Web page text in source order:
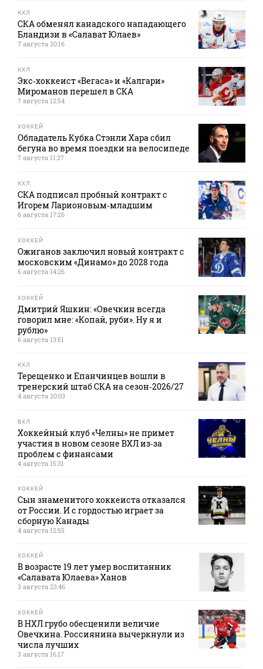
КХЛ
СКА обменял канадского нападающего
Бландизи в «Салават Юлаев»
7 августа 20:16
КХЛ
Экс‑хоккеист «Вегаса» и «Калгари»
Мироманов перешел в СКА
7 августа 12:54
ХОККЕЙ
Обладатель Кубка Стэнли Хара сбил
бегуна во время поездки на велосипеде
7 августа 11:27
КХЛ
СКА подписал пробный контракт с
Игорем Ларионовым‑младшим
6 августа 17:26
ХОККЕЙ
Ожиганов заключил новый контракт с
московским «Динамо» до 2028 года
6 августа 14:26
ХОККЕЙ
Дмитрий Яшкин: «Овечкин всегда
говорил мне: «Копай, руби». Ну я и
рублю»
6 августа 13:51
КХЛ
Терещенко и Епанчинцев вошли в
тренерский штаб СКА на сезон‑2026/27
4 августа 20:03
ВХЛ
Хоккейный клуб «Челны» не примет
участия в новом сезоне ВХЛ из‑за
проблем с финансами
4 августа 15:31
ХОККЕЙ
Сын знаменитого хоккеиста отказался
от России. И с гордостью играет за
сборную Канады
4 августа 12:55
ХОККЕЙ
В возрасте 19 лет умер воспитанник
«Салавата Юлаева» Ханов
3 августа 23:46
ХОККЕЙ
В НХЛ грубо обесценили величие
Овечкина. Россиянина вычеркнули из
числа лучших
3 августа 16:17